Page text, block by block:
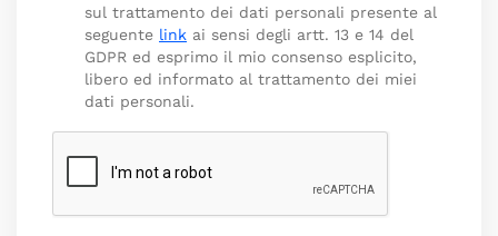
sul trattamento dei dati personali presente al
seguente link ai sensi degli artt. 13 e 14 del
GDPR ed esprimo il mio consenso esplicito,
libero ed informato al trattamento dei miei
dati personali.